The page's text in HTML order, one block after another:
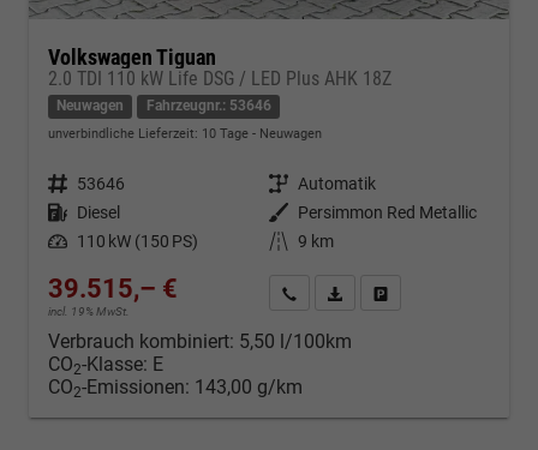
Volkswagen Tiguan
2.0 TDI 110 kW Life DSG / LED Plus AHK 18Z
Neuwagen Fahrzeugnr.: 53646
unverbindliche Lieferzeit: 10 Tage Neuwagen
Fahrzeugnr. 53646 Getriebe Automatik
Kraftstoff Diesel Außenfarbe
Persimmon Red Metallic
Leistung 110 kW (150 PS) Kilometerstand 9 km
39.515,– €
incl. 19% MwSt.
Kontakt & Angebot anfordern
PDF-Datei, Fahrzeugexposé
Verbrauch kombiniert: 5,50 l/100km
CO2-Klasse: E
CO2-Emissionen: 143,00 g/km